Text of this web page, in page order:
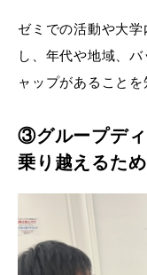
ゼミでの活動や大
し、年代や地域、
ャップがあることを
③グループディ
乗り越えるた